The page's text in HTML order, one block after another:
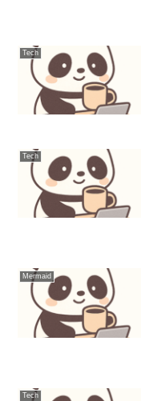
Tech
Tech
Mermaid
Tech